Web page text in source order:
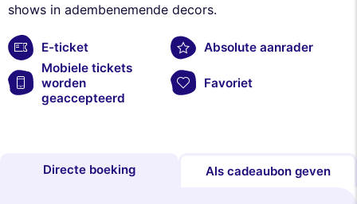
shows in adembenemende decors.
E-ticket
Absolute aanrader
Mobiele tickets
worden
geaccepteerd
Favoriet
Directe boeking Als cadeaubon geven